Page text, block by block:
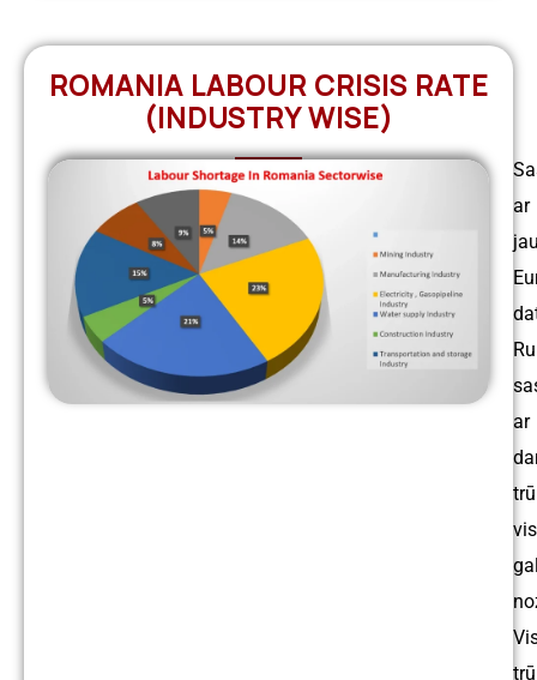
ROMANIA LABOUR CRISIS RATE
(INDUSTRY WISE)
ar
ar